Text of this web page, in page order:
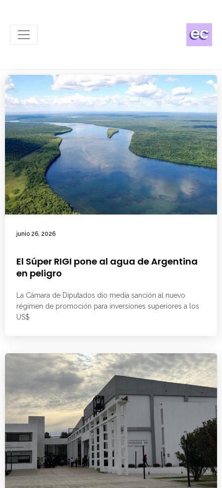
junio 26, 2026
El Súper RIGI pone al agua de Argentina
en peligro
La Cámara de Diputados dio media sanción al nuevo
régimen de promoción para inversiones superiores a los
US$